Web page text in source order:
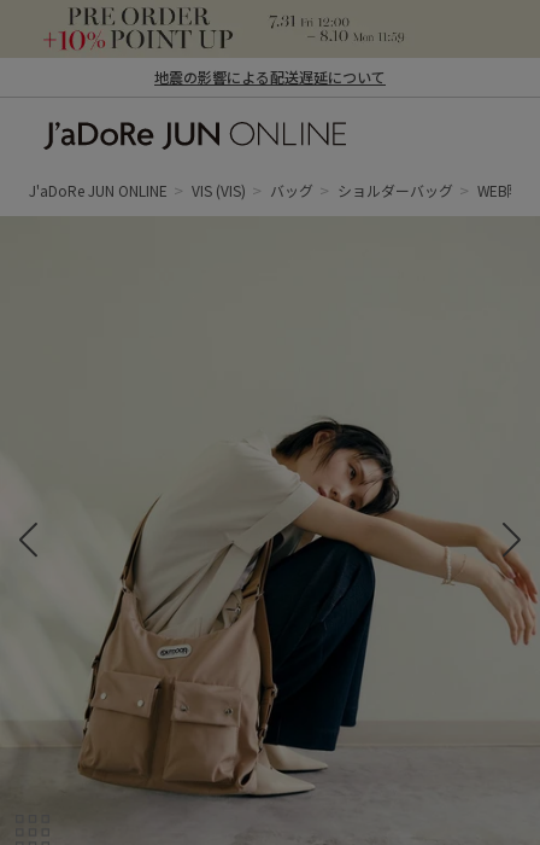
地震の影響による配送遅延について
ン オンライン）
J'aDoRe JUN ONLINE VIS (VIS) バッグ ショルダーバッグ WEB限